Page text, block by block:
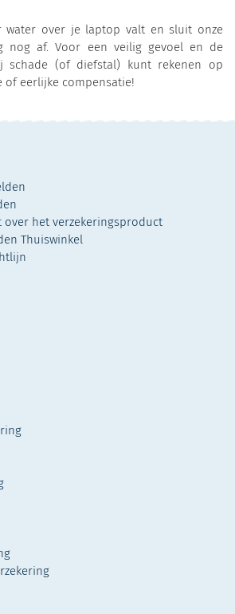
water over je laptop valt en sluit onze
nog af. Voor een veilig gevoel en de
schade (of diefstal) kunt rekenen op
of eerlijke compensatie!
het verzekeringsproduct
Thuiswinkel